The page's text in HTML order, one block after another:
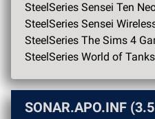
SteelSeries Sensei Ten
SteelSeries Sensei
SteelSeries The Sims 4
SteelSeries World of
SONAR.APO.INF